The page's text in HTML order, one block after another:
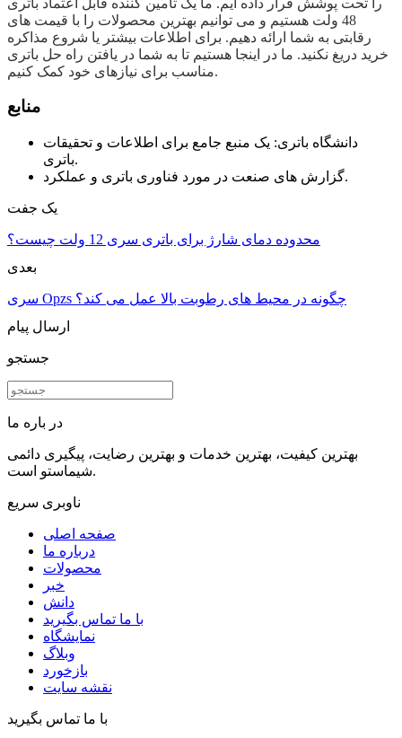
را تحت پوشش قرار داده ایم. ما یک تأمین کننده قابل اعتماد باتری
48 ولت هستیم و می توانیم بهترین محصولات را با قیمت های
رقابتی به شما ارائه دهیم. برای اطلاعات بیشتر یا شروع مذاکره
خرید دریغ نکنید. ما در اینجا هستیم تا به شما در یافتن راه حل باتری
مناسب برای نیازهای خود کمک کنیم.
منابع
دانشگاه باتری: یک منبع جامع برای اطلاعات و تحقیقات
باتری.
گزارش های صنعت در مورد فناوری باتری و عملکرد.
یک جفت
محدوده دمای شارژ برای باتری سری 12 ولت چیست؟
بعدی
سری Opzs چگونه در محیط های رطوبت بالا عمل می کند؟
ارسال پیام
جستجو
در باره ما
بهترین کیفیت، بهترین خدمات و بهترین رضایت، پیگیری دائمی
شیماستو است.
ناوبری سریع
صفحه اصلی
درباره ما
محصولات
خبر
دانش
با ما تماس بگیرید
نمایشگاه
وبلاگ
بازخورد
نقشه سایت
با ما تماس بگیرید